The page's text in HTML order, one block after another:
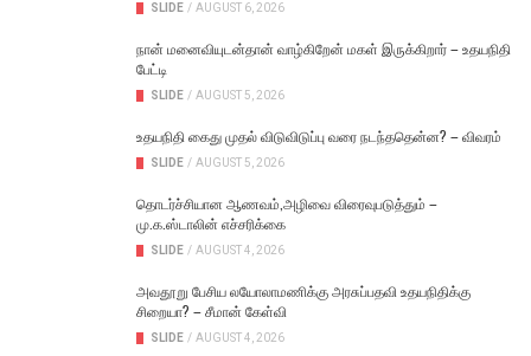
SLIDE / AUGUST 6, 2026
நான் மனைவியுடன்தான் வாழ்கிறேன் மகள் இருக்கிறார் – உதயநிதி
பேட்டி
SLIDE / AUGUST 5, 2026
உதயநிதி கைது முதல் விடுவிடுப்பு வரை நடந்ததென்ன? – விவரம்
SLIDE / AUGUST 5, 2026
தொடர்ச்சியான ஆணவம்,அழிவை விரைவுபடுத்தும் –
மு.க.ஸ்டாலின் எச்சரிக்கை
SLIDE / AUGUST 4, 2026
அவதூறு பேசிய லயோலாமணிக்கு அரசுப்பதவி உதயநிதிக்கு
சிறையா? – சீமான் கேள்வி
SLIDE / AUGUST 4, 2026